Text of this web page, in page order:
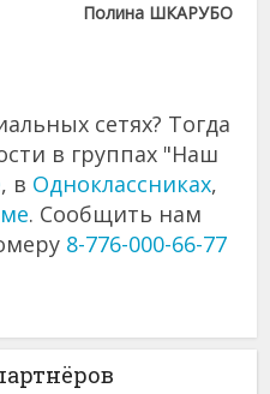
Полина ШКАРУБО
сетях? Тогда
в группах "Наш
, в Одноклассниках,
. Сообщить нам
8-776-000-66-77